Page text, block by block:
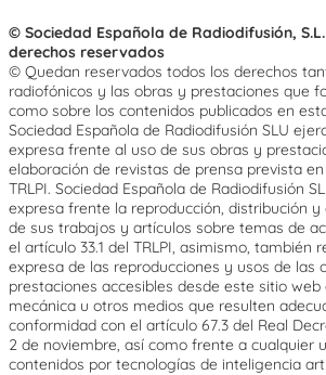
© Sociedad Española de Radiodifusión,
derechos reservados
© Quedan reservados todos los derechos
radiofónicos y las obras y prestaciones que
como sobre los contenidos publicados en
Sociedad Española de Radiodifusión SLU
expresa frente al uso de sus obras y
elaboración de revistas de prensa prevista en
TRLPI. Sociedad Española de Radiodifusión
expresa frente la reproducción, distribución
de sus trabajos y artículos sobre temas de
el artículo 33.1 del TRLPI, asimismo, también
expresa de las reproducciones y usos de las
prestaciones accesibles desde este sitio
mecánica u otros medios que resulten
conformidad con el artículo 67.3 del Real
2 de noviembre, así como frente a cualquier
contenidos por tecnologías de inteligencia